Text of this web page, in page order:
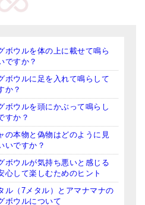
（台座）
L・M）
4種）
ブスク）
ボウルを体の上に載せて鳴ら
ですか？
ボウルに足を入れて鳴らして
か？
ボウルを頭にかぶって鳴らし
すか？
の本物と偽物はどのように見
いですか？
ボウルが気持ち悪いと感じる
心して楽しむためのヒント
ル（7メタル）とアマナマナの
ボウルについて